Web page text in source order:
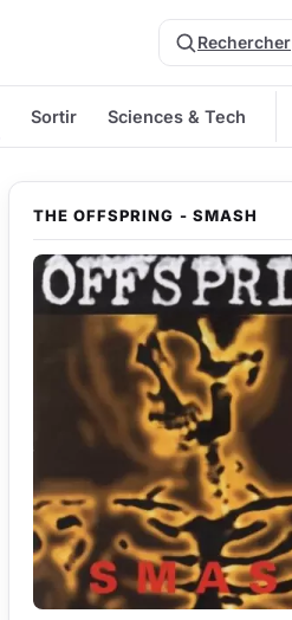
Rechercher
Sortir Sciences & Tech
THE OFFSPRING - SMASH